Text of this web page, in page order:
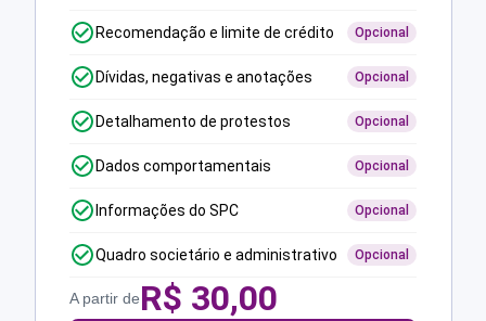
Recomendação e limite de crédito Opcional
Dívidas, negativas e anotações Opcional
Detalhamento de protestos Opcional
Dados comportamentais Opcional
Informações do SPC Opcional
Quadro societário e administrativo Opcional
A partir deR$ 30,00